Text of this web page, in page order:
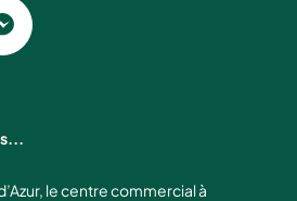
le centre commercial à
Messenger